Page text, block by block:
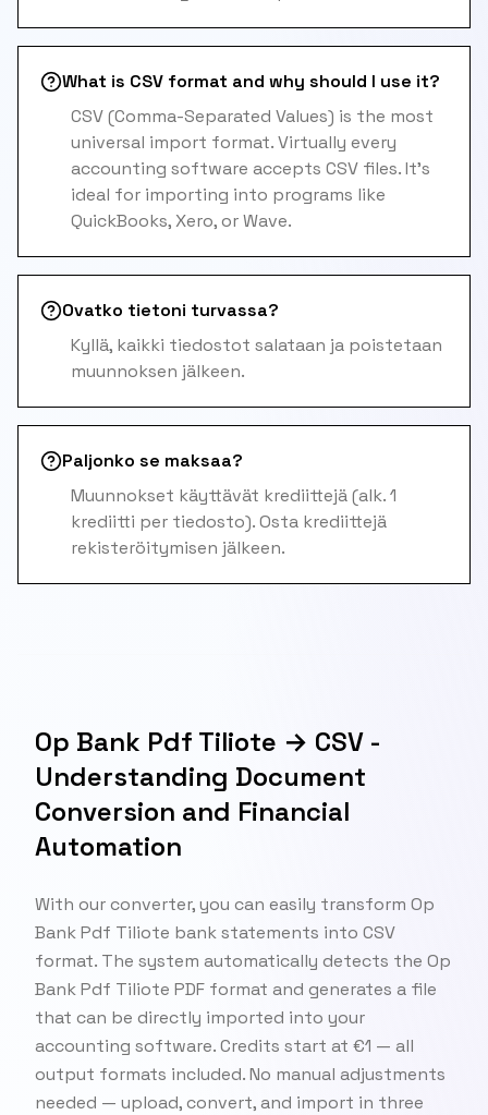
What is CSV format and why should I use it?
CSV (Comma-Separated Values) is the most
universal import format. Virtually every
accounting software accepts CSV files. It's
ideal for importing into programs like
QuickBooks, Xero, or Wave.
Ovatko tietoni turvassa?
Kyllä, kaikki tiedostot salataan ja poistetaan
muunnoksen jälkeen.
Paljonko se maksaa?
Muunnokset käyttävät krediittejä (alk. 1
krediitti per tiedosto). Osta krediittejä
rekisteröitymisen jälkeen.
Op Bank Pdf Tiliote → CSV -
Understanding Document
Conversion and Financial
Automation
With our converter, you can easily transform Op
Bank Pdf Tiliote bank statements into CSV
format. The system automatically detects the Op
Bank Pdf Tiliote PDF format and generates a file
that can be directly imported into your
accounting software. Credits start at €1 — all
output formats included. No manual adjustments
needed — upload, convert, and import in three